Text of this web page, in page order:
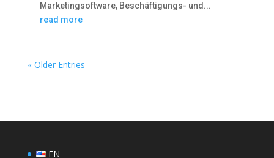
Marketingsoftware, Beschäftigungs- und...
read more
« Older Entries
EN